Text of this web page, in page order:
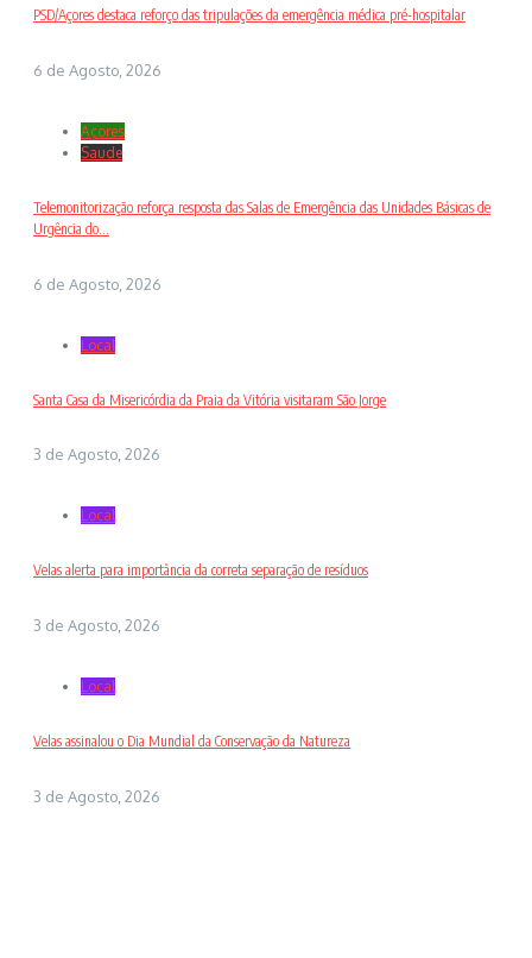
PSD/Açores destaca reforço das tripulações da emergência médica pré-hospitalar
6 de Agosto, 2026
Açores
Saude
Telemonitorização reforça resposta das Salas de Emergência das Unidades Básicas de
Urgência do...
6 de Agosto, 2026
Local
Santa Casa da Misericórdia da Praia da Vitória visitaram São Jorge
3 de Agosto, 2026
Local
Velas alerta para importância da correta separação de resíduos
3 de Agosto, 2026
Local
Velas assinalou o Dia Mundial da Conservação da Natureza
3 de Agosto, 2026